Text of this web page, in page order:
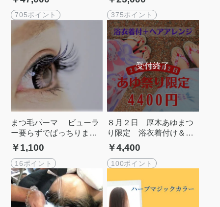
全12回
705ポイント
12回
375ポイント
まつ毛パーマ ビューラ
ー要らずでぱっちりまつ
げ
￥1,100
16ポイント
８月２日 厚木あゆまつ
り限定 浴衣着付け＆ヘ
アセット
￥4,400
100ポイント